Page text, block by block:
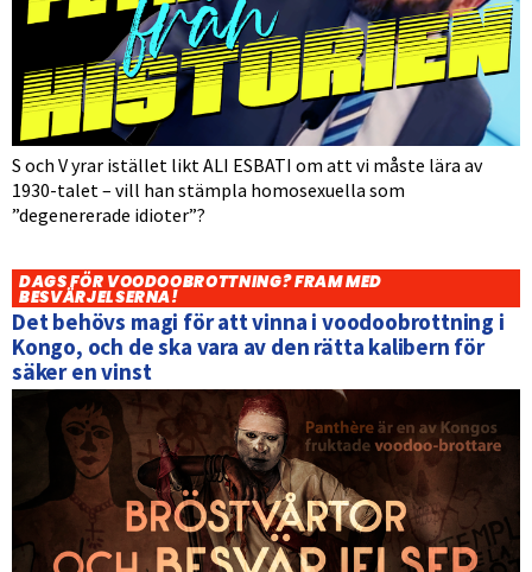
S och V yrar istället likt ALI ESBATI om att vi måste lära av
1930-talet – vill han stämpla homosexuella som
”degenererade idioter”?
DAGS FÖR VOODOOBROTTNING? FRAM MED
BESVÄRJELSERNA!
Det behövs magi för att vinna i voodoobrottning i
Kongo, och de ska vara av den rätta kalibern för
säker en vinst